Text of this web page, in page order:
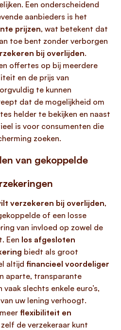
Een onderscheidend
aanbieders is het
prijzen, wat betekent dat
toe bent zonder verborgen
bij overlijden.
offertes op bij meerdere
en de prijs van
te kunnen
dat de mogelijkheid om
helder te bekijken en naast
is voor consumenten die
zoeken.
van gekoppelde
verzekeren bij overlijden,
of een losse
van invloed op zowel de
Een los afgesloten
biedt als groot
altijd financieel voordeliger
aparte, transparante
slechts enkele euro’s,
uw lening verhoogt.
flexibiliteit en
de verzekeraar kunt